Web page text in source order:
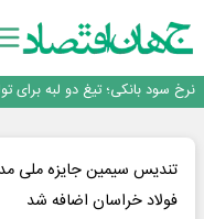
عبور فکور صنعت از مرز ۵۳ همت درآمد
نرخ سود بانکی؛ تیغ دو لبه برای
ثبت بالاترین رکورد تاریخی در بازار
عبور فکور صنعت از مرز ۵۳ همت درآمد
تندیس سیمین جایزه ملی
فولاد خراسان اضافه شد